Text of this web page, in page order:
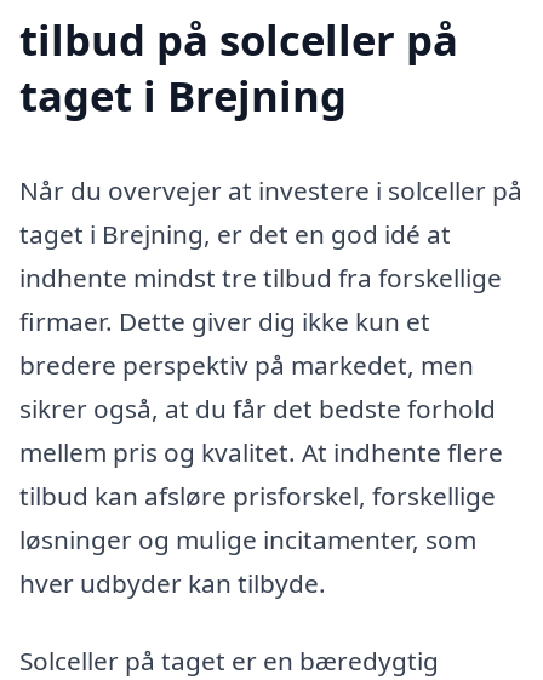
tilbud på solceller på
taget i Brejning
Når du overvejer at investere i solceller på
taget i Brejning, er det en god idé at
indhente mindst tre tilbud fra forskellige
firmaer. Dette giver dig ikke kun et
bredere perspektiv på markedet, men
sikrer også, at du får det bedste forhold
mellem pris og kvalitet. At indhente flere
tilbud kan afsløre prisforskel, forskellige
løsninger og mulige incitamenter, som
hver udbyder kan tilbyde.
Solceller på taget er en bæredygtig